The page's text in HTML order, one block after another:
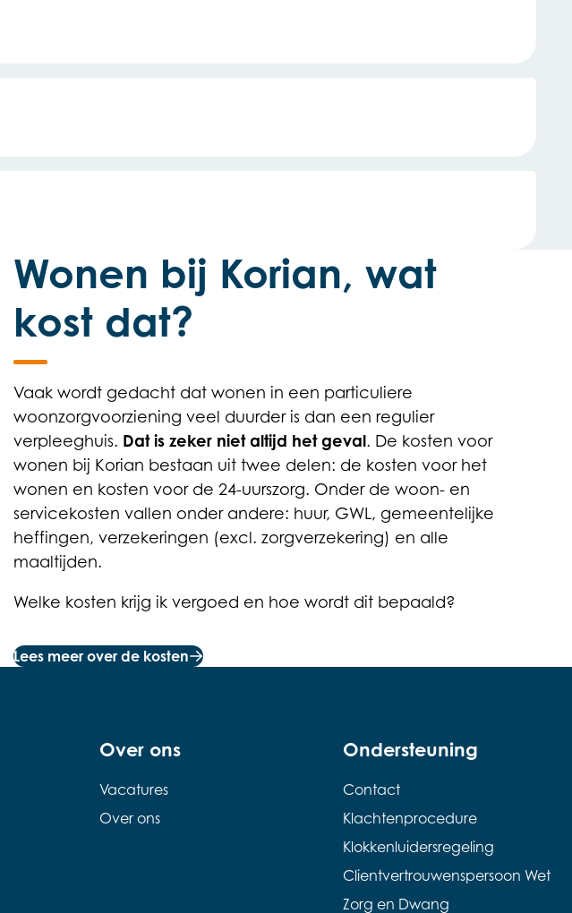
Wonen bij Korian, wat
kost dat?
Vaak wordt gedacht dat wonen in een particuliere
woonzorgvoorziening veel duurder is dan een regulier
verpleeghuis. Dat is zeker niet altijd het geval. De kosten voor
wonen bij Korian bestaan uit twee delen: de kosten voor het
wonen en kosten voor de 24-uurszorg. Onder de woon- en
servicekosten vallen onder andere: huur, GWL, gemeentelijke
heffingen, verzekeringen (excl. zorgverzekering) en alle
maaltijden.
Welke kosten krijg ik vergoed en hoe wordt dit bepaald?
Lees meer over de kosten
Over ons
Vacatures
Over ons
Ondersteuning
Contact
Klachtenprocedure
Klokkenluidersregeling
Clientvertrouwenspersoon Wet
Zorg en Dwang